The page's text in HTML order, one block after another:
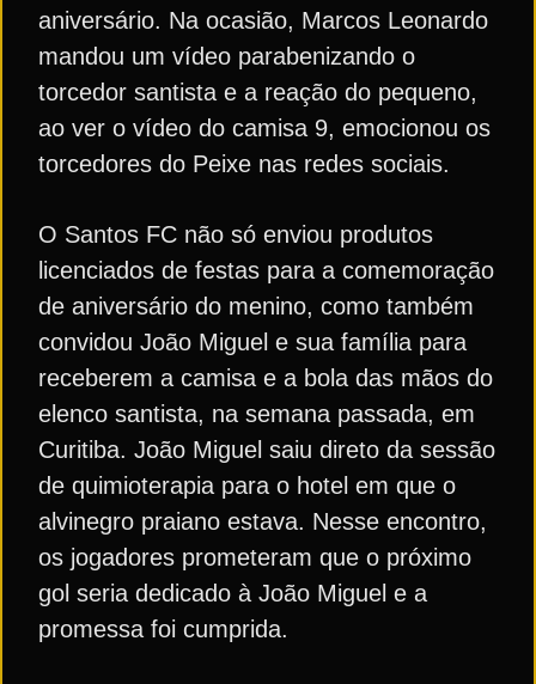
aniversário. Na ocasião, Marcos Leonardo
mandou um vídeo parabenizando o
torcedor santista e a reação do pequeno,
ao ver o vídeo do camisa 9, emocionou os
torcedores do Peixe nas redes sociais.
O Santos FC não só enviou produtos
licenciados de festas para a comemoração
de aniversário do menino, como também
convidou João Miguel e sua família para
receberem a camisa e a bola das mãos do
elenco santista, na semana passada, em
Curitiba. João Miguel saiu direto da sessão
de quimioterapia para o hotel em que o
alvinegro praiano estava. Nesse encontro,
os jogadores prometeram que o próximo
gol seria dedicado à João Miguel e a
promessa foi cumprida.